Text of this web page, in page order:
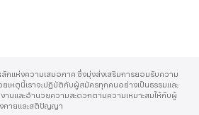
แห่งความเสมอภาค ซึ่งมุ่งส่งเสริมการยอมรับความ
เหตุนี้เราจะปฏิบัติกับผู้สมัครทุกคนอย่างเป็นธรรมและ
านและอำนวยความสะดวกตามความเหมาะสมให้กับผู้
กายและสติปัญญา